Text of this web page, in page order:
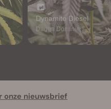
Dynamite Diesel
Dagga Dominie
onze nieuwsbrief